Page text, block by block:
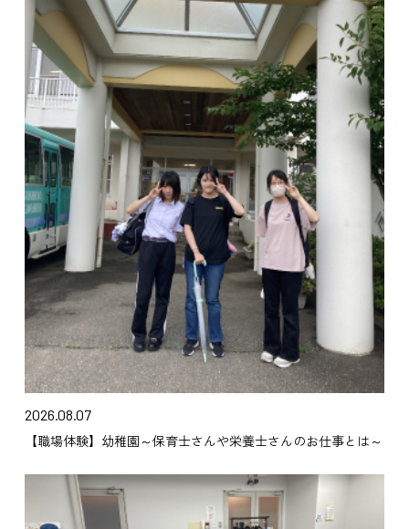
2026.08.07
【職場体験】幼稚園～保育士さんや栄養士さんのお仕事とは～